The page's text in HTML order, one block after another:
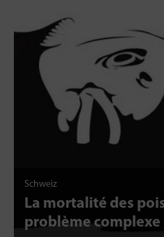
Schweiz
La mortalité des
problème complexe